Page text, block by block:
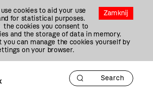
Zamknij
cookies to aid your use
for statistical purposes.
the cookies you consent to
and the storage of data in memory.
you can manage the cookies yourself by
on your browser.